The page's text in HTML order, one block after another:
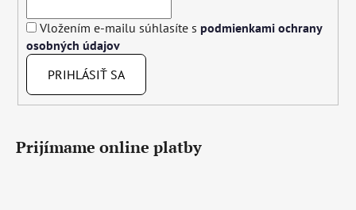
Vložením e-mailu súhlasíte s podmienkami ochrany
osobných údajov
PRIHLÁSIŤ SA
Prijímame online platby